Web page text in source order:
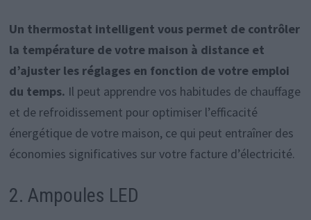
Un thermostat intelligent vous permet de contrôler
la température de votre maison à distance et
d’ajuster les réglages en fonction de votre emploi
du temps. Il peut apprendre vos habitudes de chauffage
et de refroidissement pour optimiser l’efficacité
énergétique de votre maison, ce qui peut entraîner des
économies significatives sur votre facture d’électricité.
2. Ampoules LED